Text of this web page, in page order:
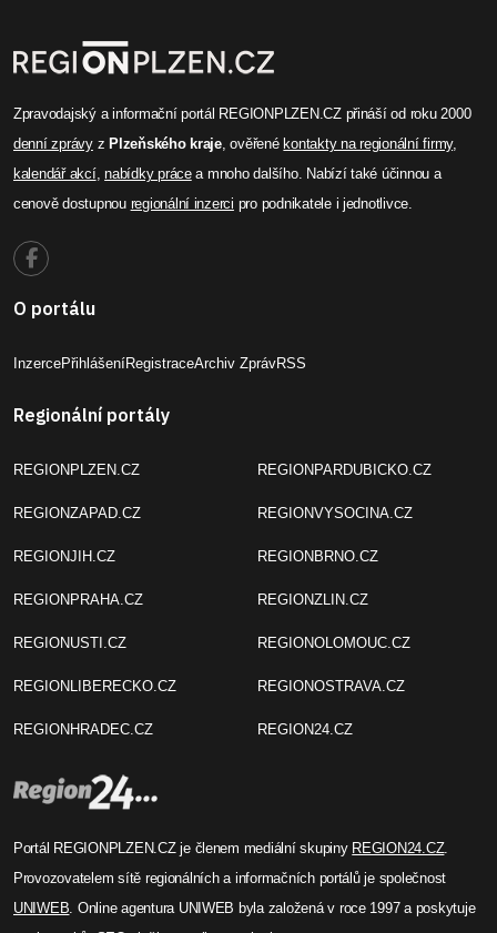
Zpravodajský a informační portál REGIONPLZEN.CZ přináší od roku 2000
denní zprávyz Plzeňského kraje, ověřené kontakty na regionální firmy,
kalendář akcí,nabídky prácea mnoho dalšího. Nabízí také účinnou a
cenově dostupnou regionální inzerci pro podnikatele i jednotlivce.
O portálu
InzercePřihlášeníRegistraceArchiv ZprávRSS
Regionální portály
REGIONPLZEN.CZ
REGIONZAPAD.CZ
REGIONJIH.CZ
REGIONPRAHA.CZ
REGIONUSTI.CZ
REGIONLIBERECKO.CZ
REGIONHRADEC.CZ
REGIONPARDUBICKO.CZ
REGIONVYSOCINA.CZ
REGIONBRNO.CZ
REGIONZLIN.CZ
REGIONOLOMOUC.CZ
REGIONOSTRAVA.CZ
REGION24.CZ
Portál REGIONPLZEN.CZ je členem mediální skupiny REGION24.CZ.
Provozovatelem sítě regionálních a informačních portálů je společnost
UNIWEB. Online agentura UNIWEB byla založená v roce 1997 a poskytuje